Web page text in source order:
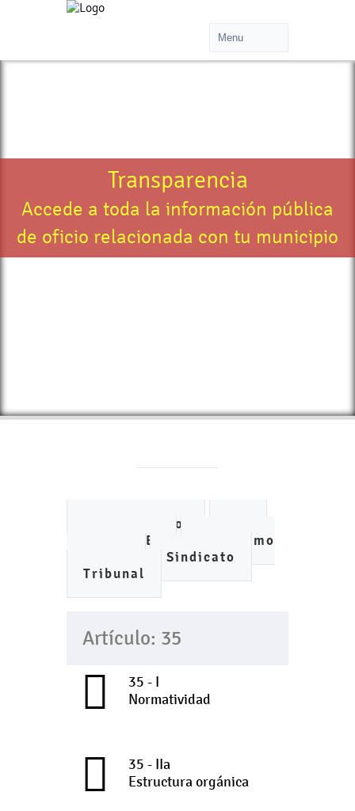
Transparencia
Accede a toda la información pública
de oficio relacionada con tu municipio
Ayuntamiento
IMCUFIDE
Organismo
Sindicato
Tribunal
Artículo: 35
35 - I
Normatividad
35 - IIa
Estructura orgánica